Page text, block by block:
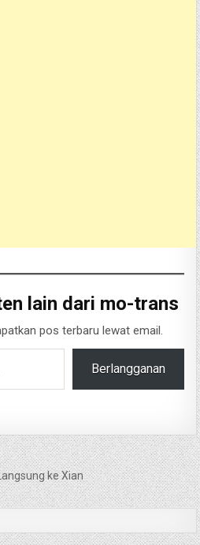
lain dari mo-trans
pos terbaru lewat email.
Berlangganan
ke Xian